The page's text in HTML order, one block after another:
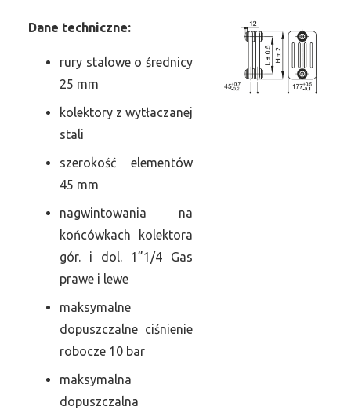
Dane techniczne:
rury stalowe o średnicy
25 mm
kolektory z wytłaczanej
stali
szerokość elementów
45 mm
nagwintowania na
końcówkach kolektora
gór. i dol. 1”1/4 Gas
prawe i lewe
maksymalne
dopuszczalne ciśnienie
robocze 10 bar
maksymalna
dopuszczalna